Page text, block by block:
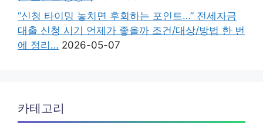
“신청 타이밍 놓치면 후회하는 포인트…” 전세자금
대출 신청 시기 언제가 좋을까 조건/대상/방법 한 번
에 정리… 2026-05-07
카테고리